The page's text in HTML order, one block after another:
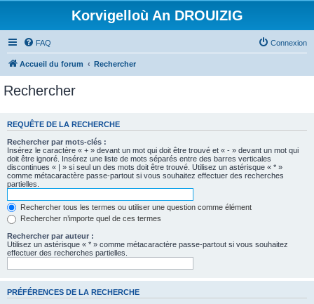
Korvigelloù An DROUIZIG
FAQ Connexion
Accueil du forum Rechercher
Rechercher
REQUÊTE DE LA RECHERCHE
Rechercher par mots-clés :
Insérez le caractère « + » devant un mot qui doit être trouvé et « - » devant un mot qui
doit être ignoré. Insérez une liste de mots séparés entre des barres verticales
discontinues « | » si seul un des mots doit être trouvé. Utilisez un astérisque « * »
comme métacaractère passe-partout si vous souhaitez effectuer des recherches
partielles.
Rechercher tous les termes ou utiliser une question comme élément
Rechercher n’importe quel de ces termes
Rechercher par auteur :
Utilisez un astérisque « * » comme métacaractère passe-partout si vous souhaitez
effectuer des recherches partielles.
PRÉFÉRENCES DE LA RECHERCHE